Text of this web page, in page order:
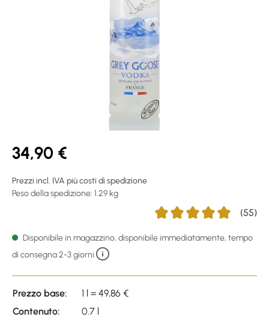
34,90 €
Prezzi incl. IVA più costi di spedizione
Peso della spedizione: 1.29 kg
(55)
Disponibile in magazzino, disponibile immediatamente, tempo
di consegna 2-3 giorni
Prezzo base:
1 l = 49,86 €
Contenuto:
0.7 l